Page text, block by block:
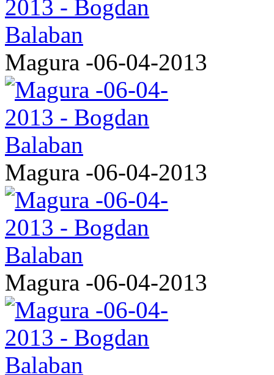
Magura -06-04-2013
Magura -06-04-2013
Magura -06-04-2013